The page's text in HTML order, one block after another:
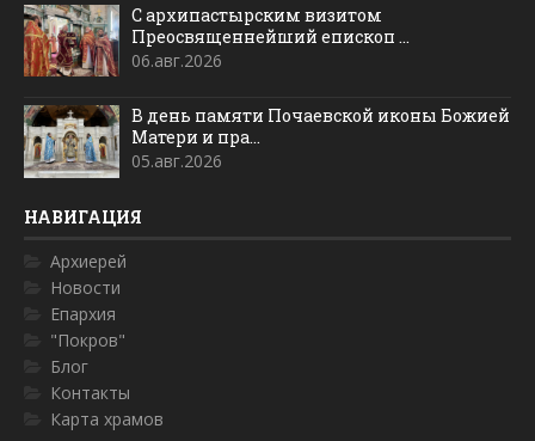
С архипастырским визитом
Преосвященнейший епископ ...
06.авг.2026
В день памяти Почаевской иконы Божией
Матери и пра...
05.авг.2026
НАВИГАЦИЯ
Архиерей
Новости
Епархия
"Покров"
Блог
Контакты
Карта храмов